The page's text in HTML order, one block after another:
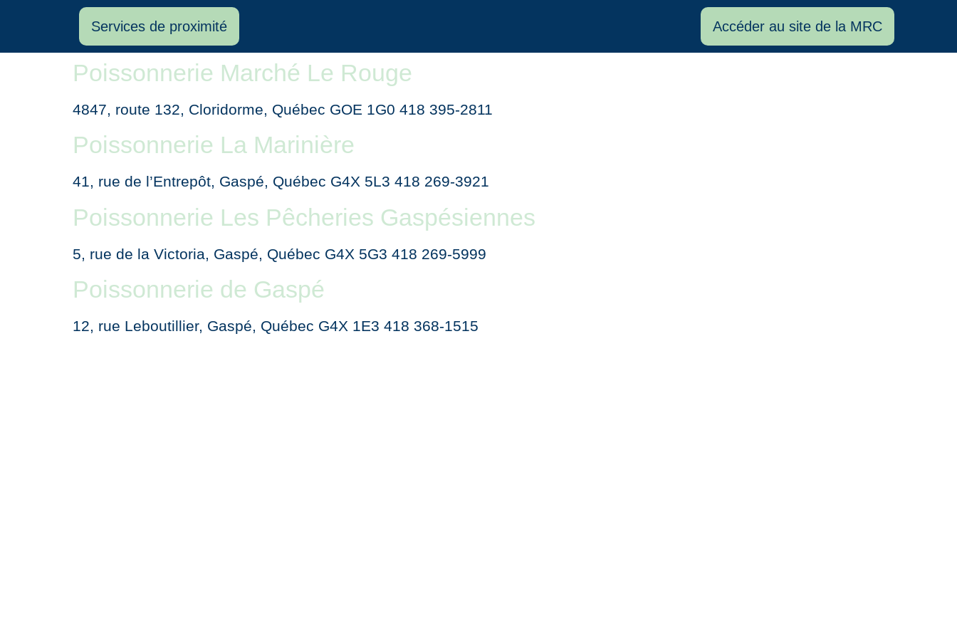
Services de proximité Accéder au site de la MRC
Poissonnerie Marché Le Rouge
4847, route 132, Cloridorme, Québec GOE 1G0 418 395-2811
Poissonnerie La Marinière
41, rue de l’Entrepôt, Gaspé, Québec G4X 5L3 418 269-3921
Poissonnerie Les Pêcheries Gaspésiennes
5, rue de la Victoria, Gaspé, Québec G4X 5G3 418 269-5999
Poissonnerie de Gaspé
12, rue Leboutillier, Gaspé, Québec G4X 1E3 418 368-1515